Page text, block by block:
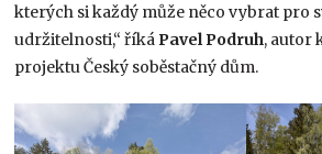
kterých si každý může něco vybrat pro
udržitelnosti,“ říká Pavel Podruh, autor
projektu Český soběstačný dům.